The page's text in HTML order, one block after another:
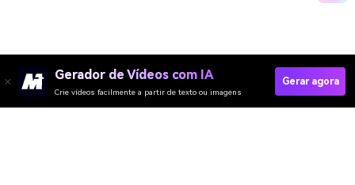
Gerador de Vídeos com IA
Crie vídeos facilmente a partir de texto ou imagens
Gerar agora